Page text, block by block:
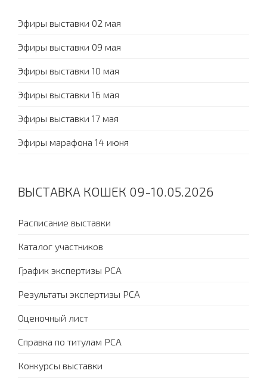
Эфиры выставки 02 мая
Эфиры выставки 09 мая
Эфиры выставки 10 мая
Эфиры выставки 16 мая
Эфиры выставки 17 мая
Эфиры марафона 14 июня
ВЫСТАВКА КОШЕК 09-10.05.2026
Расписание выставки
Каталог участников
График экспертизы PCA
Результаты экспертизы PCA
Оценочный лист
Справка по титулам PCA
Конкурсы выставки